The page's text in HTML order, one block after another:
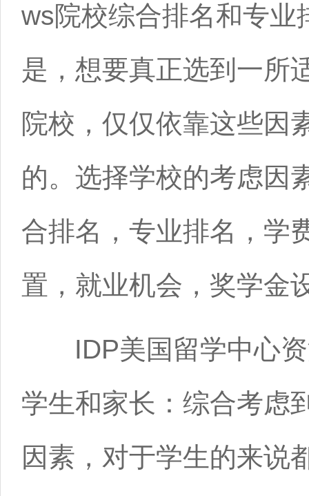
ws院校综合排名和专业
是，想要真正选到一所
院校，仅仅依靠这些因
的。选择学校的考虑因
合排名，专业排名，学
置，就业机会，奖学金
IDP美国留学中心资
学生和家长：综合考虑
因素，对于学生的来说